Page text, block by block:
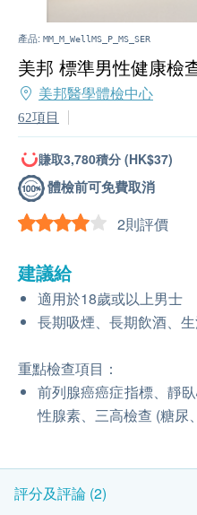
產品: MM_M_WellMS_P_MS_SER
美邦 標準男性健康檢
美邦醫學體檢中心
62項目
賺取3,780積分 (HK$37)
體檢前可免費取消
2則評價
建議給
適用於18歲或以上男士
長期吸煙、長期飲酒、
重點檢查項目：
前列腺癌癌症指標、靜
性腺素、三高檢查 (糖尿
評分及評論 (2)